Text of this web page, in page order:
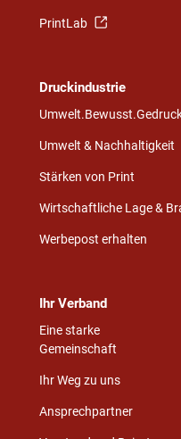
PrintLab
Druckindustrie
Umwelt & Nachhaltigkeit
Stärken von Print
Wirtschaftliche Lage &
Werbepost erhalten
Ihr Verband
Eine starke
Gemeinschaft
Ihr Weg zu uns
Ansprechpartner